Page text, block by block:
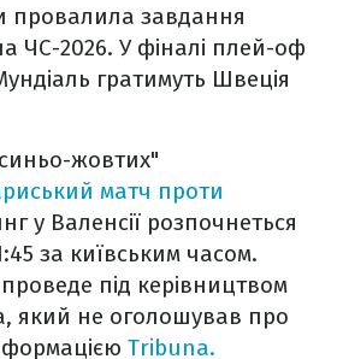
провалила завдання
ЧС-2026. У фіналі плей-оф
гратимуть Швеція
жовтих"
матч проти
у Валенсії розпочнеться
за київським часом.
під керівництвом
який не оголошував про
Tribuna.